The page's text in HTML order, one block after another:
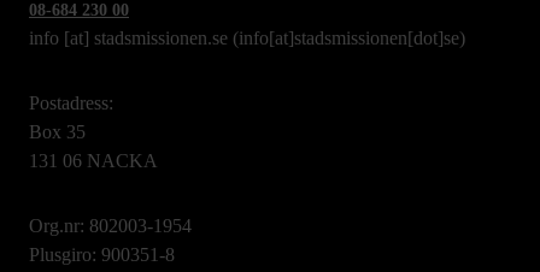
08-684 230 00
info [at] stadsmissionen.se (info[at]stadsmissionen[dot]se)
Postadress:
Box 35
131 06 NACKA
Org.nr: 802003-1954
Plusgiro: 900351-8